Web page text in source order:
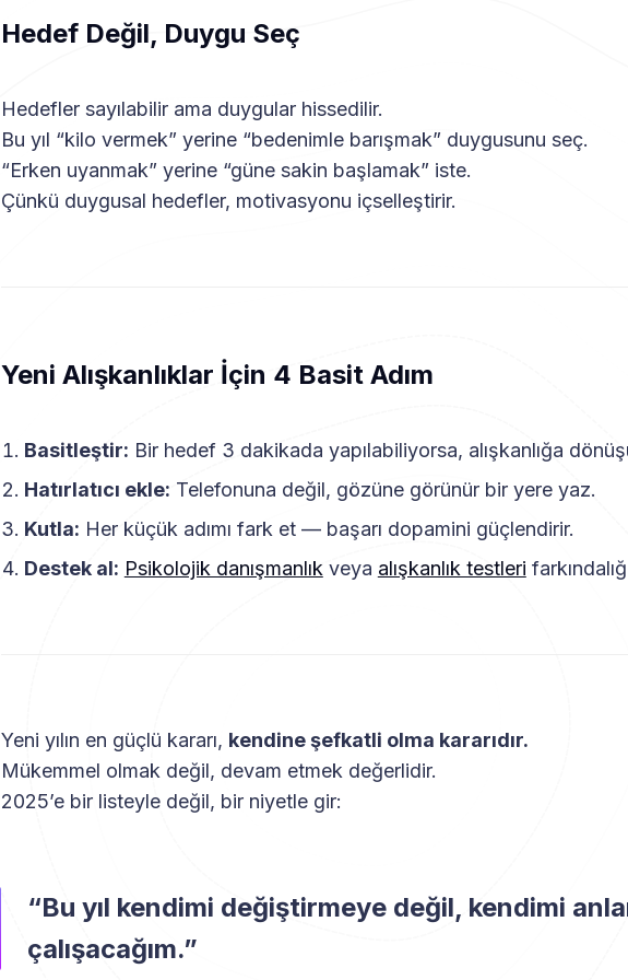
Hedef Değil, Duygu Seç
Hedefler sayılabilir ama duygular hissedilir.
Bu yıl “kilo vermek” yerine “bedenimle barışmak” duygusunu seç.
“Erken uyanmak” yerine “güne sakin başlamak” iste.
Çünkü duygusal hedefler, motivasyonu içselleştirir.
Yeni Alışkanlıklar İçin 4 Basit Adım
Basitleştir: Bir hedef 3 dakikada yapılabiliyorsa, alışkanlığa
Hatırlatıcı ekle: Telefonuna değil, gözüne görünür bir yere yaz.
Kutla: Her küçük adımı fark et — başarı dopamini güçlendirir.
Destek al: Psikolojik danışmanlıkveya alışkanlık testleri
Yeni yılın en güçlü kararı, kendine şefkatli olma kararıdır.
Mükemmel olmak değil, devam etmek değerlidir.
2025’e bir listeyle değil, bir niyetle gir:
“Bu yıl kendimi değiştirmeye değil, kendimi
çalışacağım.”